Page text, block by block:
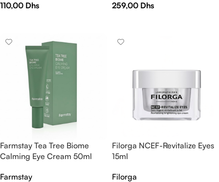
110,00 Dhs
259,00 Dhs
Farmstay Tea Tree Biome
Calming Eye Cream 50ml
Farmstay
Filorga NCEF-Revitalize Eyes
15ml
Filorga